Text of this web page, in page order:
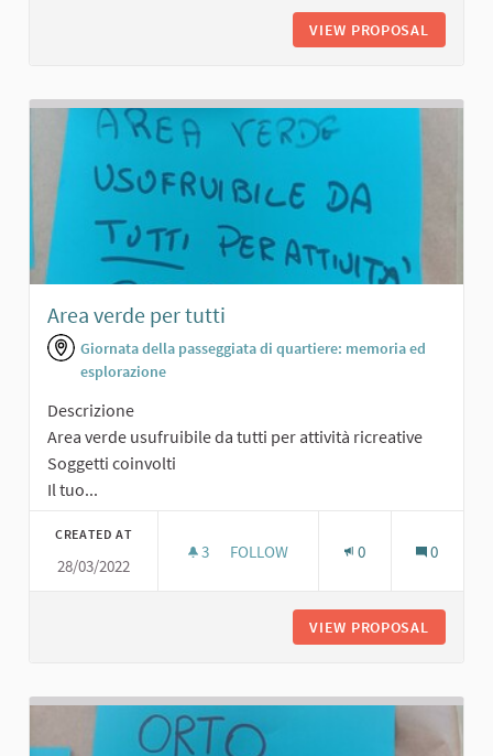
VIEW PROPOSAL
Area verde per tutti
Giornata della passeggiata di quartiere: memoria ed
esplorazione
Descrizione
Area verde usufruibile da tutti per attività ricreative
Soggetti coinvolti
Il tuo...
CREATED AT
28/03/2022
3 3 FOLLOWERS
FOLLOW 0 0
VIEW PROPOSAL